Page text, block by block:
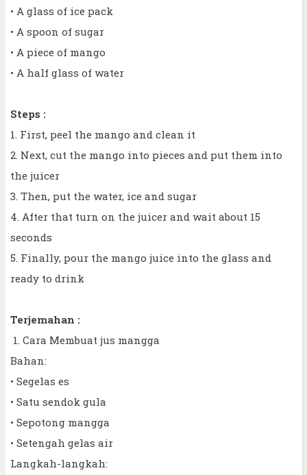
• A glass of ice pack
• A spoon of sugar
• A piece of mango
• A half glass of water
Steps :
1. First, peel the mango and clean it
2. Next, cut the mango into pieces and put them into
the juicer
3. Then, put the water, ice and sugar
4. After that turn on the juicer and wait about 15
seconds
5. Finally, pour the mango juice into the glass and
ready to drink
Terjemahan :
1. Cara Membuat jus mangga
Bahan:
• Segelas es
• Satu sendok gula
• Sepotong mangga
• Setengah gelas air
Langkah-langkah: